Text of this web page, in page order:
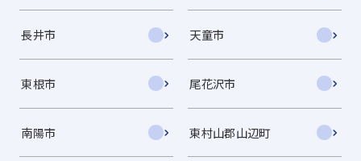
長井市 天童市
東根市 尾花沢市
南陽市 東村山郡山辺町